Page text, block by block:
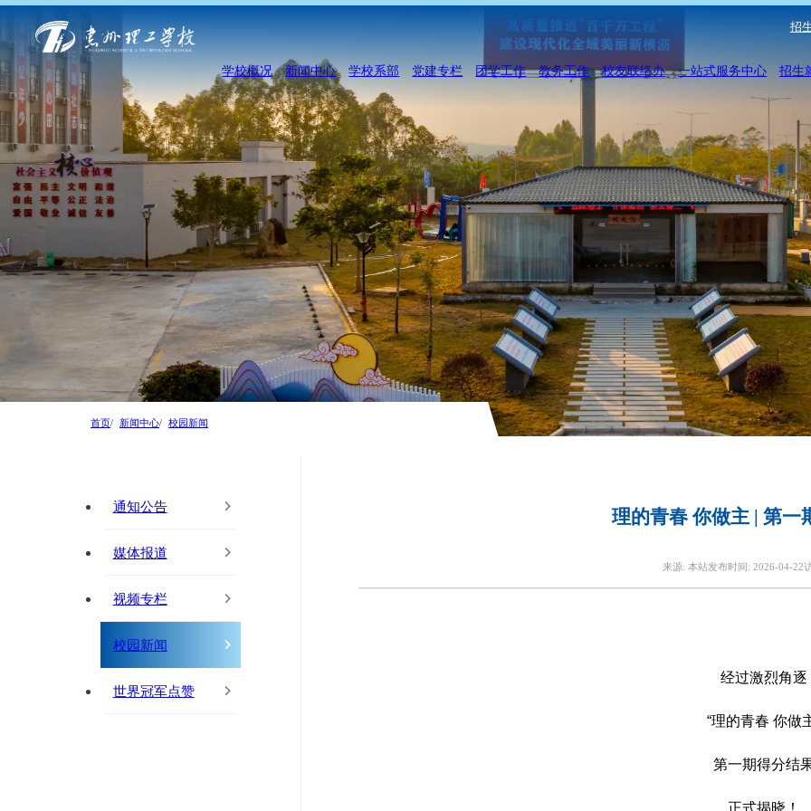
招
学校概况 新闻中心 学校系部 党建专栏 团学工作 教务工作 校友联络办 一站式服务中心 招生
首页 新闻中心 校园新闻
通知公告
媒体报道
视频专栏
校园新闻
世界冠军点赞
理的青春 你做主 | 第一
来源: 本站发布时间: 2026-04-22
经过激烈角逐
“理的青春 你做
第一期得分结